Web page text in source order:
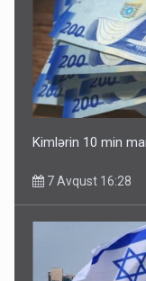
Kimlərin 10 min
7 Avqust 16:28